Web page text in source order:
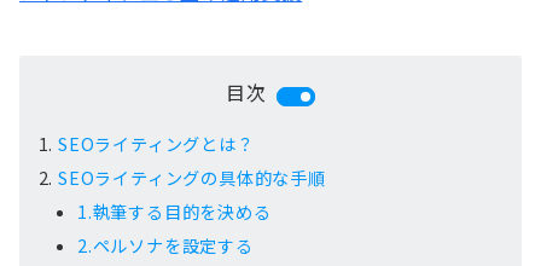
目次
SEOライティングとは？
SEOライティングの具体的な手順
1.執筆する目的を決める
2.ペルソナを設定する